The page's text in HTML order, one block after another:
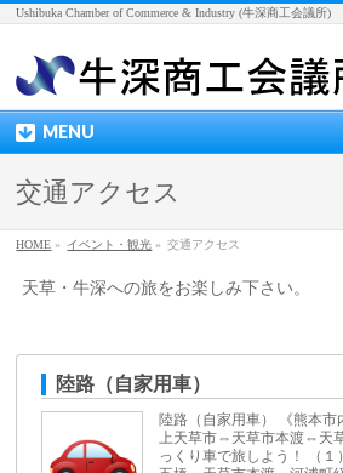
Ushibuka Chamber of Commerce & Industry (牛深商工会議所)
MENU
交通アクセス
HOME » イベント・観光 » 交通アクセス
天草・牛深への旅をお楽しみ下さい。
陸路（自家用車）
陸路（自家用車） 《熊本
上天草市⇔天草市本渡⇔天
っくり車で旅しよう！ （